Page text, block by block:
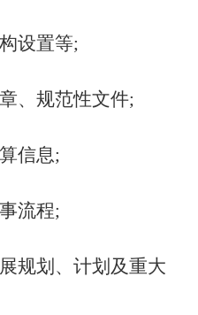
设置等;
、规范性文件;
信息;
流程;
规划、计划及重大